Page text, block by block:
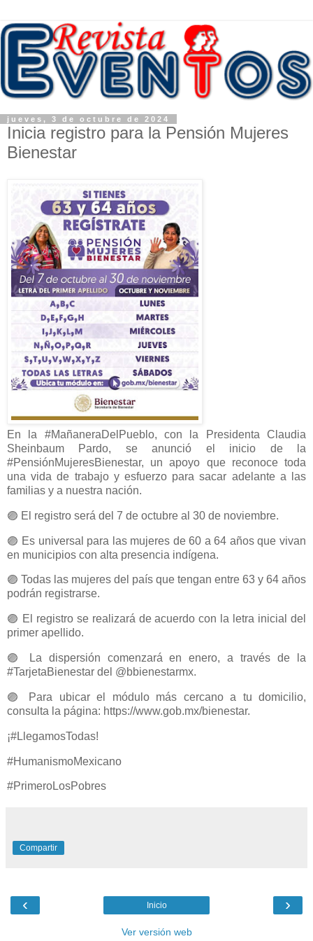
jueves, 3 de octubre de 2024
Inicia registro para la Pensión Mujeres
Bienestar
En la #MañaneraDelPueblo, con la Presidenta Claudia
Sheinbaum Pardo, se anunció el inicio de la
#PensiónMujeresBienestar, un apoyo que reconoce toda
una vida de trabajo y esfuerzo para sacar adelante a las
familias y a nuestra nación.
🟣 El registro será del 7 de octubre al 30 de noviembre.
🟣 Es universal para las mujeres de 60 a 64 años que vivan
en municipios con alta presencia indígena.
🟣 Todas las mujeres del país que tengan entre 63 y 64 años
podrán registrarse.
🟣 El registro se realizará de acuerdo con la letra inicial del
primer apellido.
🟣 La dispersión comenzará en enero, a través de la
#TarjetaBienestar del @bbienestarmx.
🟣 Para ubicar el módulo más cercano a tu domicilio,
consulta la página: https://www.gob.mx/bienestar.
¡#LlegamosTodas!
#HumanismoMexicano
#PrimeroLosPobres
Compartir
‹ ›
Inicio
Ver versión web